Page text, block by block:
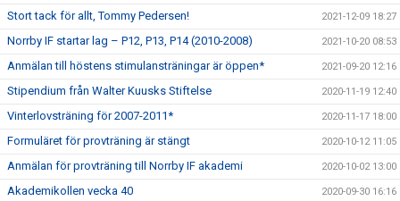
Stort tack för allt, Tommy Pedersen! 2021-12-09 18:27
Norrby IF startar lag – P12, P13, P14 (2010-2008) 2021-10-20 08:53
Anmälan till höstens stimulansträningar är öppen* 2021-09-20 12:16
Stipendium från Walter Kuusks Stiftelse 2020-11-19 12:40
Vinterlovsträning för 2007-2011* 2020-11-17 18:00
Formuläret för provträning är stängt 2020-10-12 11:05
Anmälan för provträning till Norrby IF akademi 2020-10-02 13:00
Akademikollen vecka 40 2020-09-30 16:16